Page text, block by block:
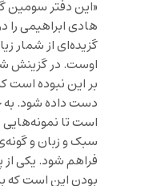
«این دفتر سومین
هادی ابراهیمی را
گزیده‌ای از شمار
اوست. در گزینش
بر این نبوده است
دست داده شود.
است تا
سبک و زبان و
فراهم شود. یکی
بودن این است که